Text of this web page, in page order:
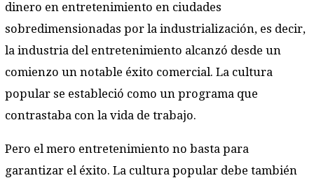
dinero en entretenimiento en ciudades
sobredimensionadas por la industrialización, es decir,
la industria del entretenimiento alcanzó desde un
comienzo un notable éxito comercial. La cultura
popular se estableció como un programa que
contrastaba con la vida de trabajo.
Pero el mero entretenimiento no basta para
garantizar el éxito. La cultura popular debe también